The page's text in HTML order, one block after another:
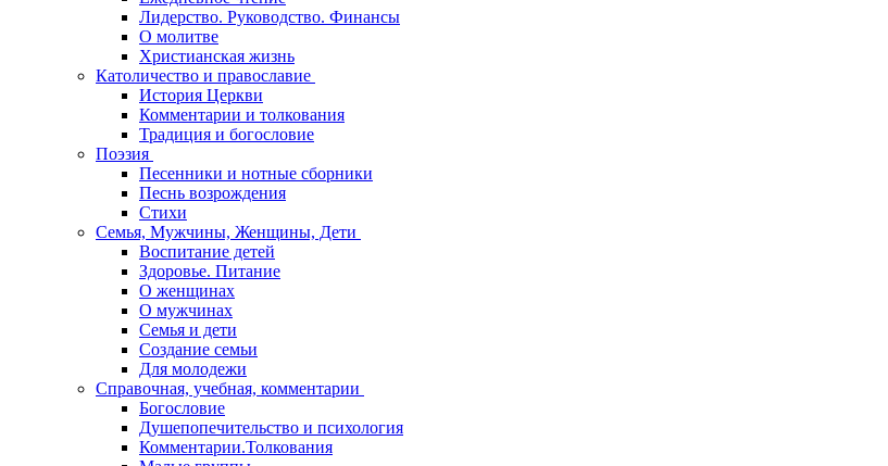
Лидерство. Руководство. Финансы
О молитве
Христианская жизнь
Католичество и православие
История Церкви
Комментарии и толкования
Традиция и богословие
Поэзия
Песенники и нотные сборники
Песнь возрождения
Стихи
Семья, Мужчины, Женщины, Дети
Воспитание детей
Здоровье. Питание
О женщинах
О мужчинах
Семья и дети
Создание семьи
Для молодежи
Справочная, учебная, комментарии
Богословие
Душепопечительство и психология
Комментарии.Толкования